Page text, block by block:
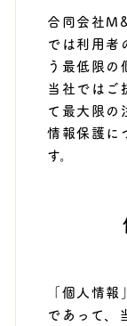
合同会社
では利用者
う最低限の
当社ではご
て最大限の
情報保護に
す。
「個人情
であって、